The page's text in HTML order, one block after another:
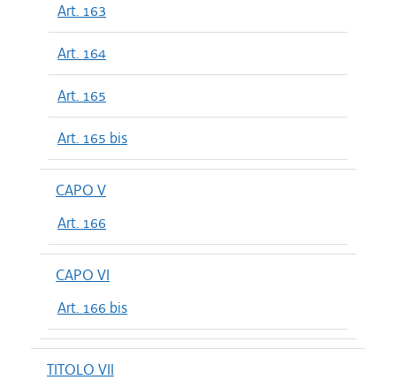
Art. 163
Art. 164
Art. 165
Art. 165 bis
CAPO V
Art. 166
CAPO VI
Art. 166 bis
TITOLO VII